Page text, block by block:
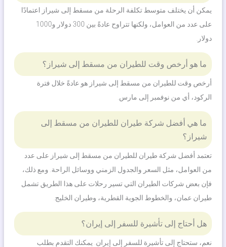
يمكن أن يختلف متوسط ​​تكلفة الرحلة من مسقط إلى شيراز اعتمادًا
على عدد من العوامل، ولكنها تتراوح عادةً بين 300 دولار و1000
دولار.
ما هو أرخص وقت للطيران من مسقط إلى شيراز؟
أرخص وقت للطيران من مسقط إلى شيراز هو عادةً خلال فترة
الركود، أي من نوفمبر إلى مارس.
ما هي أفضل شركة طيران للطيران من مسقط إلى
شيراز؟
تعتمد أفضل شركة طيران للطيران من مسقط إلى شيراز على عدد
من العوامل، مثل السعر والجدول الزمني ووسائل الراحة. ومع ذلك،
فإن بعض شركات الطيران التي تسير رحلات على هذا الطريق تشمل
طيران عمان، والخطوط الجوية القطرية، وطيران الخليج.
هل أحتاج إلى تأشيرة للسفر إلى إيران؟
نعم، ستحتاج إلى تأشيرة للسفر إلى إيران. يمكنك التقدم بطلب